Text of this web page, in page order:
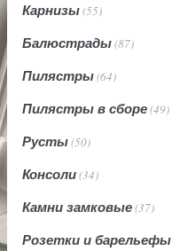
Карнизы(55)
Балюстрады(87)
Пилястры(64)
Пилястры в сборе(49)
Русты(50)
Консоли(34)
Камни замковые(37)
Розетки и барельефы